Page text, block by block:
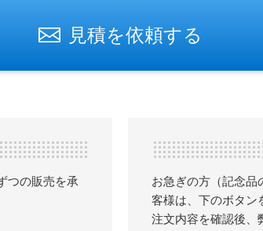
見積を依頼する
つの販売を承
お急ぎの方（記念品
客様は、下のボタン
注文内容を確認後、